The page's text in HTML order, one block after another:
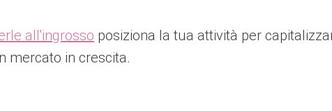
all'ingrosso posiziona la tua attività per
mercato in crescita.